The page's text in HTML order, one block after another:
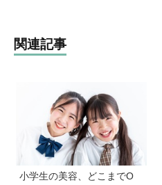
関連記事
小学生の美容、どこまでO